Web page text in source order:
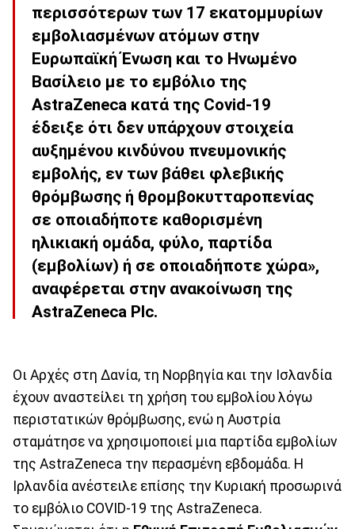
περισσότερων των 17 εκατομμυρίων
εμβολιασμένων ατόμων στην
Ευρωπαϊκή Ένωση και το Ηνωμένο
Βασίλειο με το εμβόλιο της
AstraZeneca κατά της Covid-19
έδειξε ότι δεν υπάρχουν στοιχεία
αυξημένου κινδύνου πνευμονικής
εμβολής, εν των βάθει φλεβικής
θρόμβωσης ή θρομβοκυτταροπενίας
σε οποιαδήποτε καθορισμένη
ηλικιακή ομάδα, φύλο, παρτίδα
(εμβολίων) ή σε οποιαδήποτε χώρα»,
αναφέρεται στην ανακοίνωση της
AstraZeneca Plc.
Οι Αρχές στη Δανία, τη Νορβηγία και την Ισλανδία
έχουν αναστείλει τη χρήση του εμβολίου λόγω
περιστατικών θρόμβωσης, ενώ η Αυστρία
σταμάτησε να χρησιμοποιεί μια παρτίδα εμβολίων
της AstraZeneca την περασμένη εβδομάδα. Η
Ιρλανδία ανέστειλε επίσης την Κυριακή προσωρινά
το εμβόλιο COVID-19 της AstraZeneca.